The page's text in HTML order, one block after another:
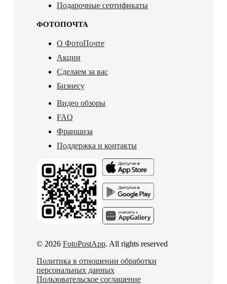
Подарочные сертификаты
ФОТОПОЧТА
О ФотоПочте
Акции
Сделаем за вас
Бизнесу
Видео обзоры
FAQ
Франшиза
Поддержка и контакты
© 2026 FotoPostApp. All rights reserved
Политика в отношении обработки
персональных данных
Пользовательское соглашение